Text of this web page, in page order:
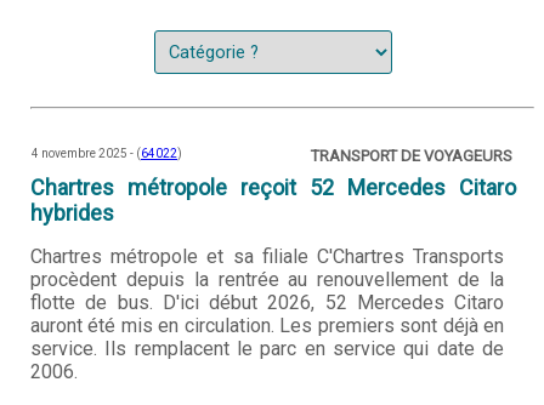
4 novembre 2025 - (64022) TRANSPORT DE VOYAGEURS
Chartres métropole reçoit 52 Mercedes Citaro
hybrides
Chartres métropole et sa filiale C'Chartres Transports
procèdent depuis la rentrée au renouvellement de la
flotte de bus. D'ici début 2026, 52 Mercedes Citaro
auront été mis en circulation. Les premiers sont déjà en
service. Ils remplacent le parc en service qui date de
2006.